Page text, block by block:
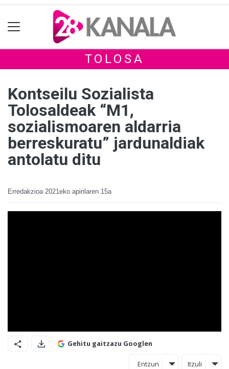
TOLOSA
Kontseilu Sozialista
Tolosaldeak “M1,
sozialismoaren aldarria
berreskuratu” jardunaldiak
antolatu ditu
Erredakzioa 2021eko apirilaren 15a
Gehitu gaitzazu Googlen
Entzun Itzuli